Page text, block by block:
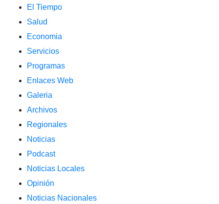
El Tiempo
Salud
Economia
Servicios
Programas
Enlaces Web
Galeria
Archivos
Regionales
Noticias
Podcast
Noticias Locales
Opinión
Noticias Nacionales